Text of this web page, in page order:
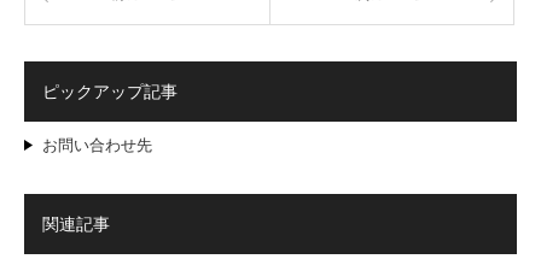
ピックアップ記事
お問い合わせ先
関連記事